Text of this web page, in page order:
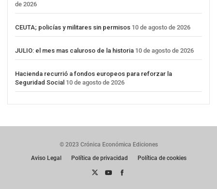
de 2026
CEUTA; policías y militares sin permisos 10 de agosto de 2026
JULIO: el mes mas caluroso de la historia 10 de agosto de 2026
Hacienda recurrió a fondos europeos para reforzar la
Seguridad Social 10 de agosto de 2026
© 2023 Crónica Económica Ediciones
Aviso Legal
Política de privacidad Política de cookies